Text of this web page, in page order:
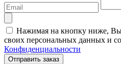
Нажимая на кнопку ниже, Вы
своих персональных данных и
Конфиденциальности
Отправить заказ